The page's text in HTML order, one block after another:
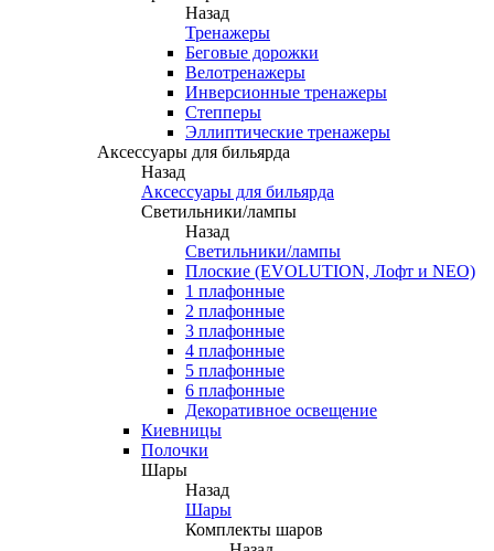
Назад
Тренажеры
Беговые дорожки
Велотренажеры
Инверсионные тренажеры
Степперы
Эллиптические тренажеры
Аксессуары для бильярда
Назад
Аксессуары для бильярда
Светильники/лампы
Назад
Светильники/лампы
Плоские (EVOLUTION, Лофт и NEO)
1 плафонные
2 плафонные
3 плафонные
4 плафонные
5 плафонные
6 плафонные
Декоративное освещение
Киевницы
Полочки
Шары
Назад
Шары
Комплекты шаров